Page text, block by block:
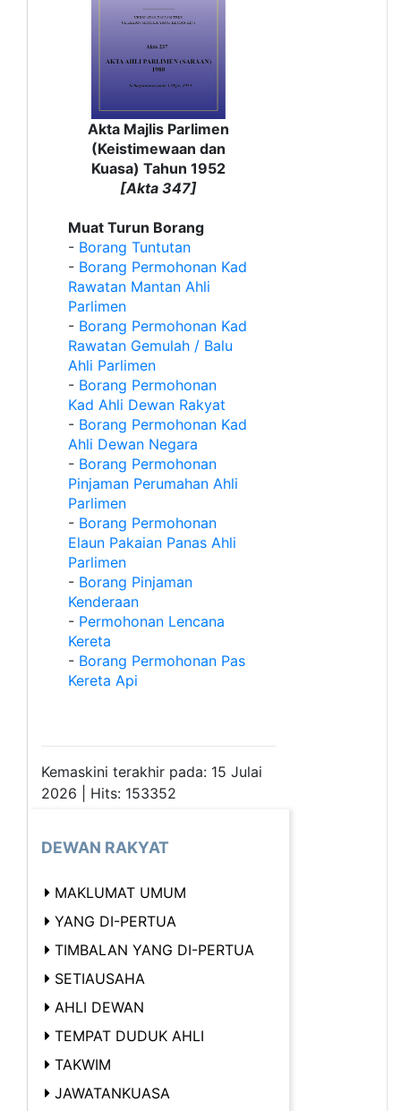
Akta Majlis Parlimen
(Keistimewaan dan
Kuasa) Tahun 1952
[Akta 347]
Muat Turun Borang
- Borang Tuntutan
- Borang Permohonan Kad
Rawatan Mantan Ahli
Parlimen
- Borang Permohonan Kad
Rawatan Gemulah / Balu
Ahli Parlimen
- Borang Permohonan
Kad Ahli Dewan Rakyat
- Borang Permohonan Kad
Ahli Dewan Negara
- Borang Permohonan
Pinjaman Perumahan Ahli
Parlimen
- Borang Permohonan
Elaun Pakaian Panas Ahli
Parlimen
- Borang Pinjaman
Kenderaan
- Permohonan Lencana
Kereta
- Borang Permohonan Pas
Kereta Api
Kemaskini terakhir pada: 15 Julai
2026 | Hits: 153352
DEWAN RAKYAT
MAKLUMAT UMUM
YANG DI-PERTUA
TIMBALAN YANG DI-PERTUA
SETIAUSAHA
AHLI DEWAN
TEMPAT DUDUK AHLI
TAKWIM
JAWATANKUASA